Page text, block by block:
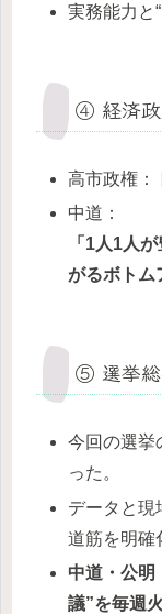
実務能力と
④ 経済政
高市政権：
中道：
「1人1人
がるボトム
⑤ 選挙総
今回の選挙
った。
データと現
道筋を明確
中道・公明
議”を毎週